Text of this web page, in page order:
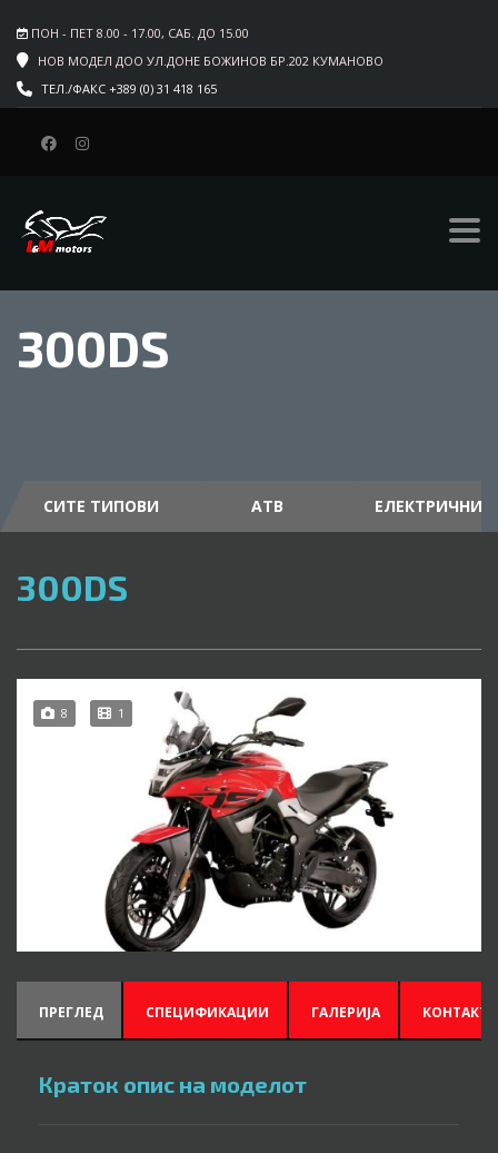
ПОН - ПЕТ 8.00 - 17.00, САБ. ДО 15.00
НОВ МОДЕЛ ДОО УЛ.ДОНЕ БОЖИНОВ БР.202 КУМАНОВО
ТЕЛ./ФАКС +389 (0) 31 418 165
300DS
СИТЕ ТИПОВИ АТВ ЕЛЕКТРИЧНИ
300DS
8 1
ПРЕГЛЕД СПЕЦИФИКАЦИИ ГАЛЕРИЈА
Краток опис на моделот